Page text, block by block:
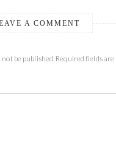
A COMMENT
be published. Required fields